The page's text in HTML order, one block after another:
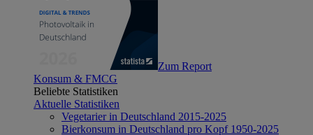
Zum Report
Konsum & FMCG
Beliebte Statistiken
Aktuelle Statistiken
Vegetarier in Deutschland 2015-2025
Bierkonsum in Deutschland pro Kopf 1950-2025